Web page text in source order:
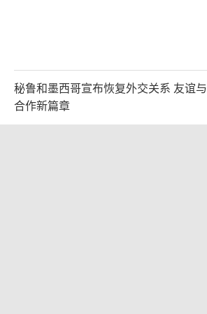
秘鲁和墨西哥宣布恢复外交关系 友谊与
合作新篇章
2026-08-08 04:01:25